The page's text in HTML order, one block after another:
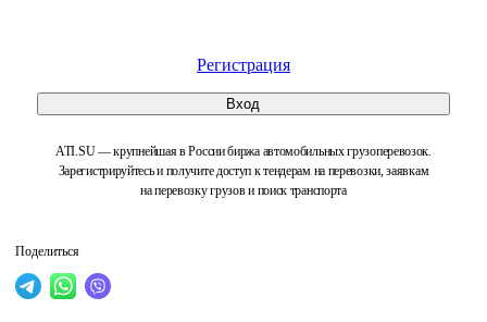
Регистрация
Вход
ATI.SU — крупнейшая в России биржа автомобильных грузоперевозок.
Зарегистрируйтесь и получите доступ к тендерам на перевозки, заявкам
на перевозку грузов и поиск транспорта
Поделиться